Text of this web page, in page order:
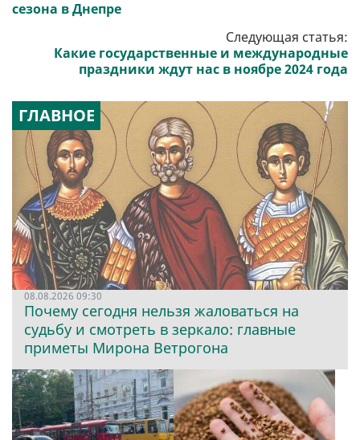
сезона в Днепре
Следующая статья:
Какие государственные и международные
праздники ждут нас в ноябре 2024 года
ГЛАВНОЕ
08.08.2026 09:30
Почему сегодня нельзя жаловаться на
судьбу и смотреть в зеркало: главные
приметы Мирона Ветрогона